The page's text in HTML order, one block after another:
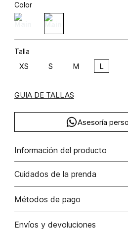
Color
Talla
XS S M L
GUIA DE TALLAS
Asesoría
Información del producto
C27-complementarias sf semana 27
100.00% algodón/cotton
Cuidados de la prenda
No remojar. no planchar con
Métodos de pago
Tarjetas de crédito: Visa, Dinners,
Envíos y devoluciones